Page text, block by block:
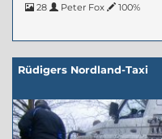
28 Peter Fox 100%
Rüdigers Nordland-Taxi